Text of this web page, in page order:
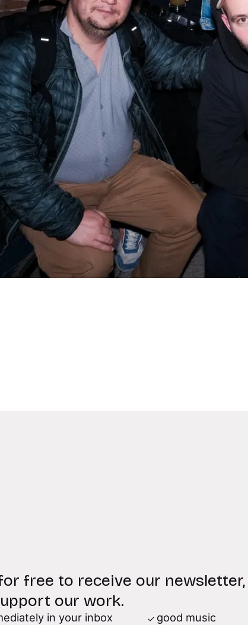
free to receive our
our work.
in your inbox
good music